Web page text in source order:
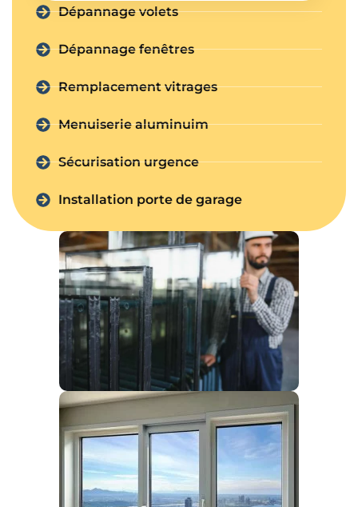
Dépannage volets
Dépannage fenêtres
Remplacement vitrages
Menuiserie aluminuim
Sécurisation urgence
Installation porte de garage